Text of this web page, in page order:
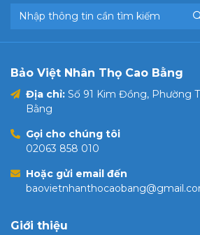
Bảo Việt Nhân Thọ Cao Bằng
Địa chỉ: Số 91 Kim Đồng, Phường
Bằng
Gọi cho chúng tôi
02063 858 010
Hoặc gửi email đến
Giới thiệu